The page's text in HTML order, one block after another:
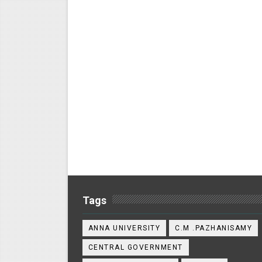
Tags
ANNA UNIVERSITY C.M .PAZHANISAMY
CENTRAL GOVERNMENT